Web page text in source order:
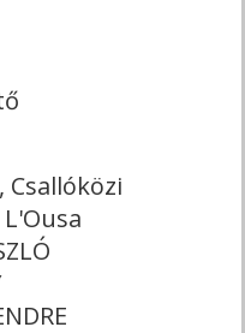
Csallóközi
L'Ousa